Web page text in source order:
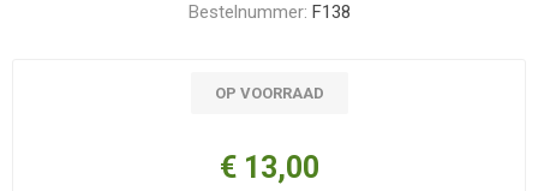
Bestelnummer: F138
OP VOORRAAD
€ 13,00